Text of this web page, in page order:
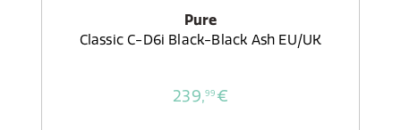
Pure
Classic C-D6i Black-Black Ash EU/UK
239,99 €